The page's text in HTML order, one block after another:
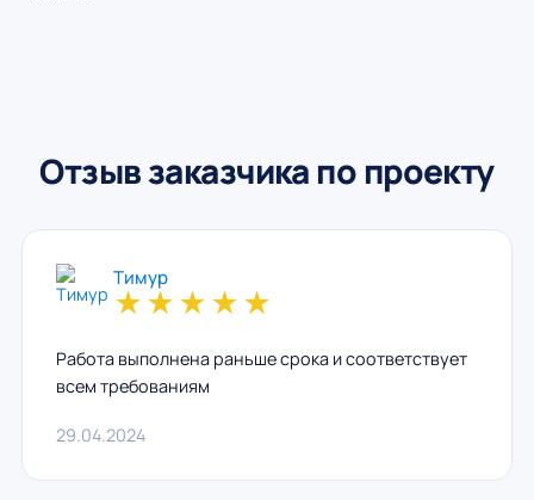
Отзыв заказчика по проекту
Тимур
★★★★★
Работа выполнена раньше срока и соответствует
всем требованиям
29.04.2024